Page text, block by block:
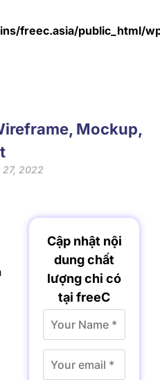
freec.asia/public_html/
Mockup,
27, 2022
Cập nhật nội
dung chất
lượng chỉ có
tại freeC